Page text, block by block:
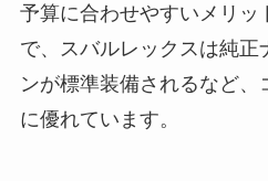
予算に合わせやすいメリッ
で、スバルレックスは純正
ンが標準装備されるなど、
に優れています。